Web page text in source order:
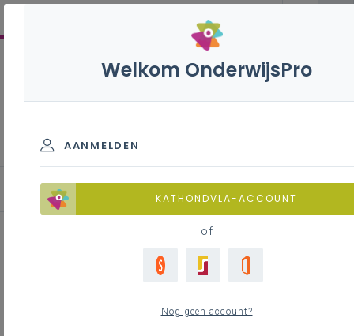
Naar Meetjesland in Groot-Vorst
Welkom OnderwijsPro
AANMELDEN
KATHONDVLA-ACCOUNT
of
Nog geen account?